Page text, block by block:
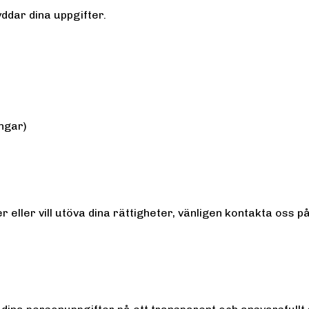
dina uppgifter.
eller vill utöva dina rättigheter, vänligen kontakta oss